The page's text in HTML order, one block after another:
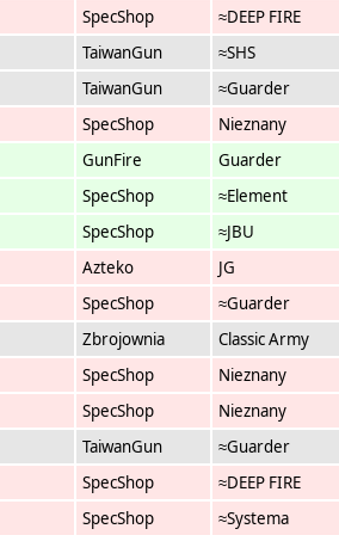
SpecShop ≈DEEP FIRE
TaiwanGun ≈SHS
TaiwanGun ≈Guarder
SpecShop Nieznany
GunFire Guarder
SpecShop ≈Element
SpecShop ≈JBU
Azteko JG
SpecShop ≈Guarder
Zbrojownia Classic Army
SpecShop Nieznany
SpecShop Nieznany
TaiwanGun ≈Guarder
SpecShop ≈DEEP FIRE
SpecShop ≈Systema